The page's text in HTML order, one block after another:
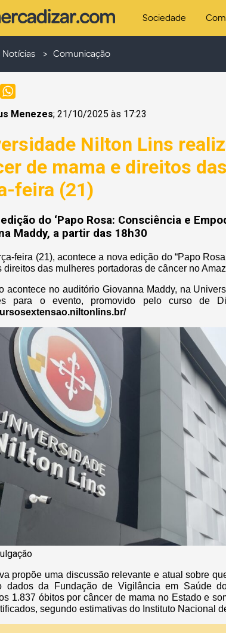
Sociedade
Notícias Comunicação
Menezes; 21/10/2025 às 17:23
Nilton Lins
de mama e direitos
feira (21)
do ‘Papo Rosa: Consciência e
Maddy, a partir das 18h30
feira (21), acontece a nova edição do “Papo
direitos das mulheres portadoras de câncer no
acontece no auditório Giovanna Maddy, na
para o evento, promovido pelo curso de
propõe uma discussão relevante e atual sobre
dados da Fundação de Vigilância em Saúde
1.837 óbitos por câncer de mama no Estado e
segundo estimativas do Instituto Nacional